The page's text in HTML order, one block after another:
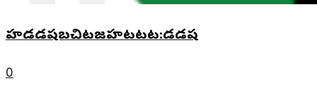
హడడషబచిటజహటటట:డడష
0